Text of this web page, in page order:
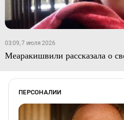
03:09, 7 июля 2026
Меаракишвили рассказала о
ПЕРСОНАЛИИ